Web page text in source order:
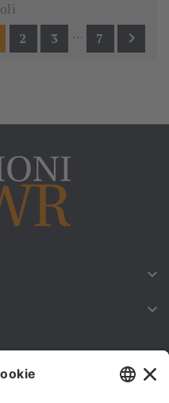
2 3 … 7 


aggiornato sulle